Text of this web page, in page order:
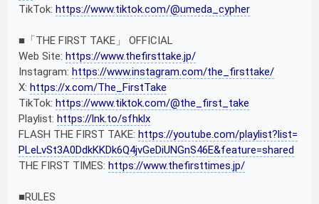
TikTok:https://www.tiktok.com/@umeda_cypher
■「THE FIRST TAKE」 OFFICIAL
Web Site:https://www.thefirsttake.jp/
Instagram:https://www.instagram.com/the_firsttake/
X:https://x.com/The_FirstTake
TikTok:https://www.tiktok.com/@the_first_take
Playlist:https://lnk.to/sfhklx
FLASH THE FIRST TAKE:https://youtube.com/playlist?list=
PLeLvSt3A0DdkKKDk6Q4jvGeDiUNGnS46E&feature=shared
THE FIRST TIMES:https://www.thefirsttimes.jp/
■RULES